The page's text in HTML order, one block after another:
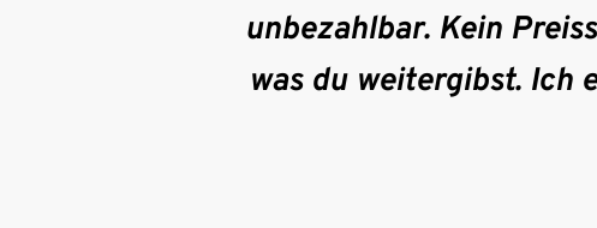
unbezahlbar. Kein
was du weitergibst. Ich